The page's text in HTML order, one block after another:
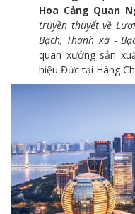
Hoa Cảng Quan
truyền thuyết về
Bạch, Thanh xà -
quan xưởng sản
hiệu Đức tại Hàng